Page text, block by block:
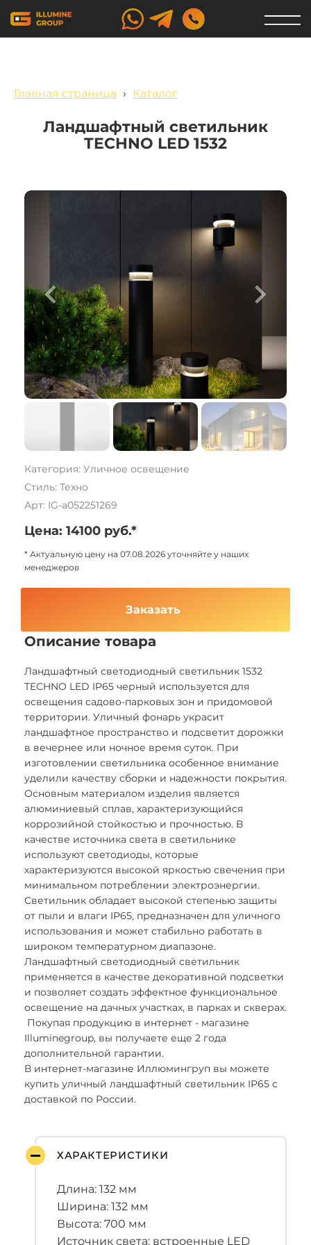
Главная страница › Каталог
Ландшафтный светильник
TECHNO LED 1532
Категория: Уличное освещение
Стиль: Техно
Арт: IG-a052251269
Цена: 14100 руб.*
* Актуальную цену на 07.08.2026 уточняйте у наших
менеджеров
Заказать
Описание товара
Ландшафтный светодиодный светильник 1532
TECHNO LED IP65 черный используется для
освещения садово-парковых зон и придомовой
территории. Уличный фонарь украсит
ландшафтное пространство и подсветит дорожки
в вечернее или ночное время суток. При
изготовлении светильника особенное внимание
уделили качеству сборки и надежности покрытия.
Основным материалом изделия является
алюминиевый сплав, характеризующийся
коррозийной стойкостью и прочностью. В
качестве источника света в светильнике
используют светодиоды, которые
характеризуются высокой яркостью свечения при
минимальном потреблении электроэнергии.
Светильник обладает высокой степенью защиты
от пыли и влаги IP65, предназначен для уличного
использования и может стабильно работать в
широком температурном диапазоне.
Ландшафтный светодиодный светильник
применяется в качестве декоративной подсветки
и позволяет создать эффектное функциональное
освещение на дачных участках, в парках и скверах.
Покупая продукцию в интернет - магазине
Illuminegroup, вы получаете еще 2 года
дополнительной гарантии.
В интернет-магазине Иллюмингруп вы можете
купить уличный ландшафтный светильник IP65 с
доставкой по России.
ХАРАКТЕРИСТИКИ
Длина: 132 мм
Ширина: 132 мм
Высота: 700 мм
Источник света: встроенные LED